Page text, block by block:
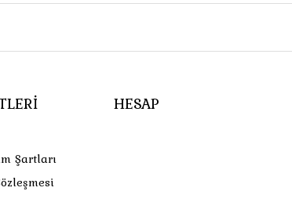
Şartları
HESAP